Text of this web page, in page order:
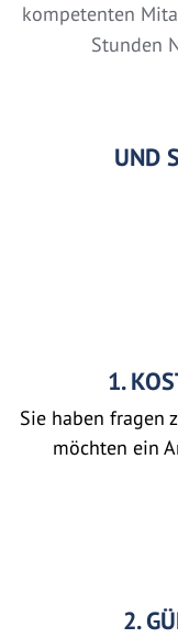
kompetenten
Stunden
UND
1.
Sie haben fragen
möchten ein
2.